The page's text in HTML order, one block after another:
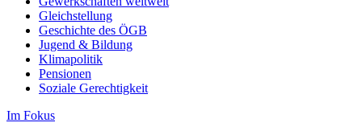
Gleichstellung
Geschichte des ÖGB
Jugend & Bildung
Klimapolitik
Pensionen
Soziale Gerechtigkeit
Im Fokus